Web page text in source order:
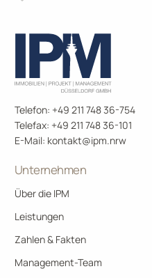
Telefon: +49 211 748 36-754
Telefax: +49 211 748 36-101
E-Mail: kontakt@ipm.nrw
Unternehmen
Über die IPM
Leistungen
Zahlen & Fakten
Management-Team